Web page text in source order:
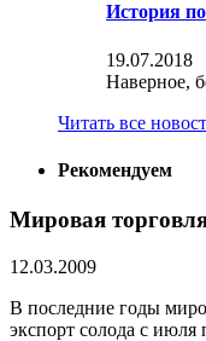
История
19.07.2018
Наверное,
Читать все
Рекомендуем
Мировая
12.03.2009
В последние годы
экспорт солода с июля